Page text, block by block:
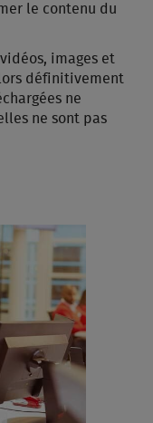
le contenu du
images et
définitivement
ne
ne sont pas